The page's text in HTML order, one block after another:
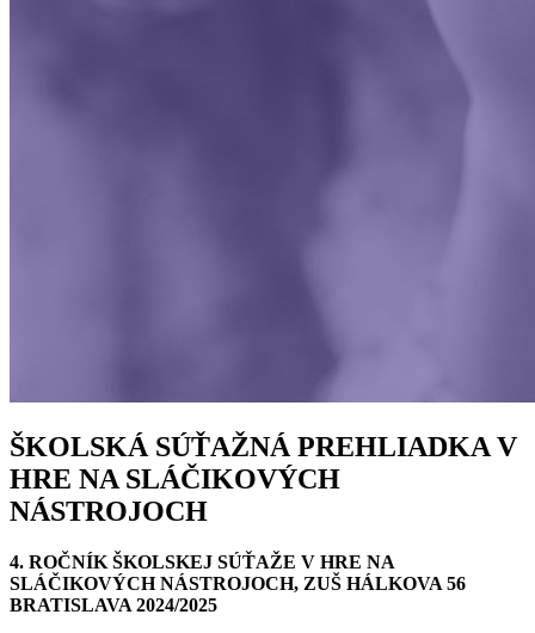
ŠKOLSKÁ SÚŤAŽNÁ PREHLIADKA V
HRE NA SLÁČIKOVÝCH
NÁSTROJOCH
4. ROČNÍK ŠKOLSKEJ SÚŤAŽE V HRE NA
SLÁČIKOVÝCH NÁSTROJOCH, ZUŠ HÁLKOVA 56
BRATISLAVA 2024/2025